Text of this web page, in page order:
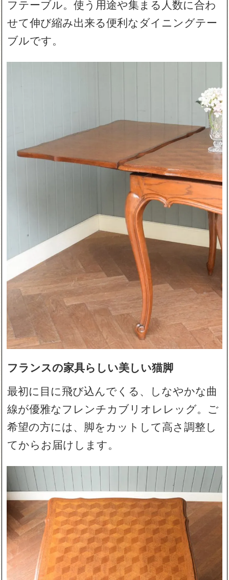
フテーブル。使う用途や集まる人数に合わ
せて伸び縮み出来る便利なダイニングテー
ブルです。
フランスの家具らしい美しい猫脚
最初に目に飛び込んでくる、しなやかな曲
線が優雅なフレンチカブリオレレッグ。ご
希望の方には、脚をカットして高さ調整し
てからお届けします。